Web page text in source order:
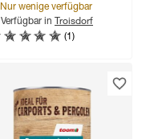
Nur wenige verfügbar
Verfügbar in Troisdorf
(1)